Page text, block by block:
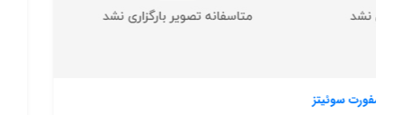
ساپر 8 لاک جاککسن